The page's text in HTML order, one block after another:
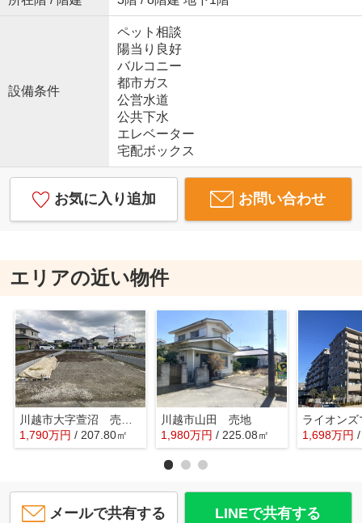
設備条件
ペット相談
陽当り良好
バルコニー
都市ガス
公営水道
公共下水
エレベーター
宅配ボックス
お気に入り追加 お問い合わせ
エリアの近い物件
川越市大字萱沼 売地 2号地
1,790万円 / 207.80㎡
川越市山田 売地
1,980万円 / 225.08㎡ 1,698万円
メールで共有する LINEで共有する